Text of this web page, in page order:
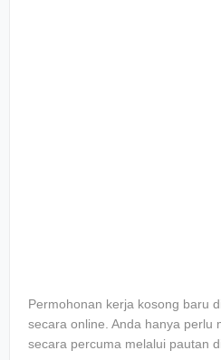
Permohonan kerja kosong baru
secara online. Anda hanya perlu
secara percuma melalui pautan